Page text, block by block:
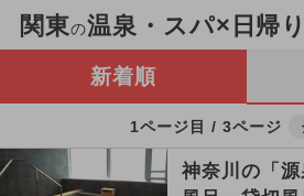
関東の温泉・スパ×日帰
新着順
1ページ目 / 3ページ
神奈川の「